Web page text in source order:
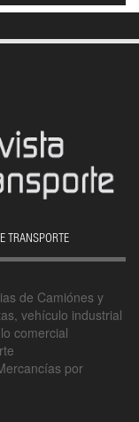
TRANSPORTE
de Camiónes y
vehículo industrial
comercial
por